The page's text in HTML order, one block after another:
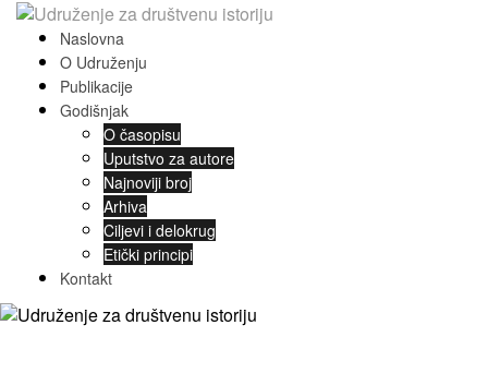
Naslovna
O Udruženju
Publikacije
Godišnjak
O časopisu
Uputstvo za autore
Najnoviji broj
Arhiva
Ciljevi i delokrug
Etički principi
Kontakt